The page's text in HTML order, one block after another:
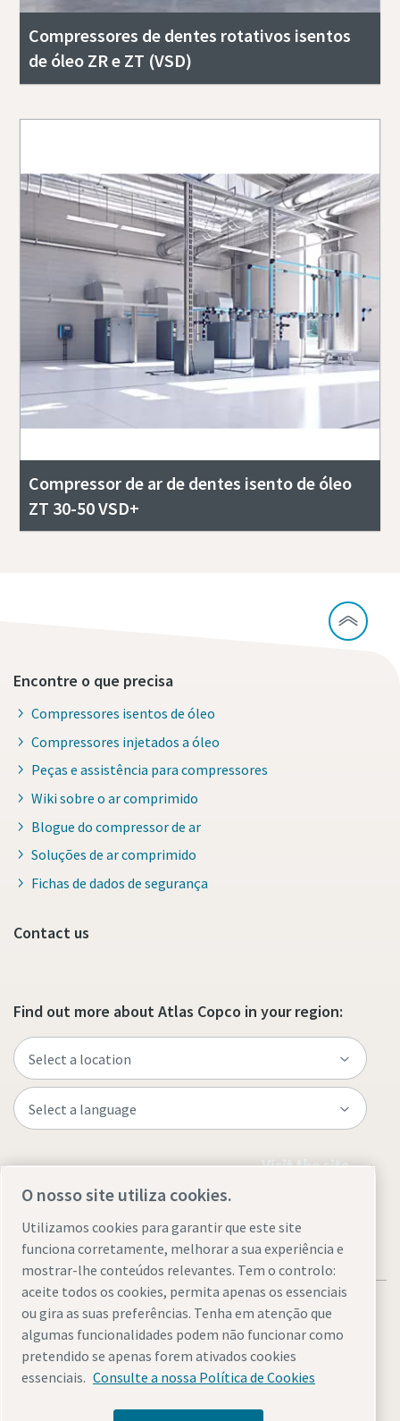
Compressores de dentes rotativos isentos
de óleo ZR e ZT (VSD)
Compressor de ar de dentes isento de óleo
ZT 30-50 VSD+
Encontre o que precisa
Compressores isentos de óleo
Compressores injetados a óleo
Peças e assistência para compressores
Wiki sobre o ar comprimido
Blogue do compressor de ar
Soluções de ar comprimido
Fichas de dados de segurança
Contact us
Find out more about Atlas Copco in your region:
Visit the site
Legal & Privacy NoticesGerir cookiesAccessibilitySitemap
© 2026 Atlas Copco AB
O nosso site utiliza cookies.
Utilizamos cookies para garantir que este site
funciona corretamente, melhorar a sua experiência e
mostrar-lhe conteúdos relevantes. Tem o controlo:
aceite todos os cookies, permita apenas os essenciais
ou gira as suas preferências. Tenha em atenção que
algumas funcionalidades podem não funcionar como
pretendido se apenas forem ativados cookies
essenciais. Consulte a nossa Política de Cookies